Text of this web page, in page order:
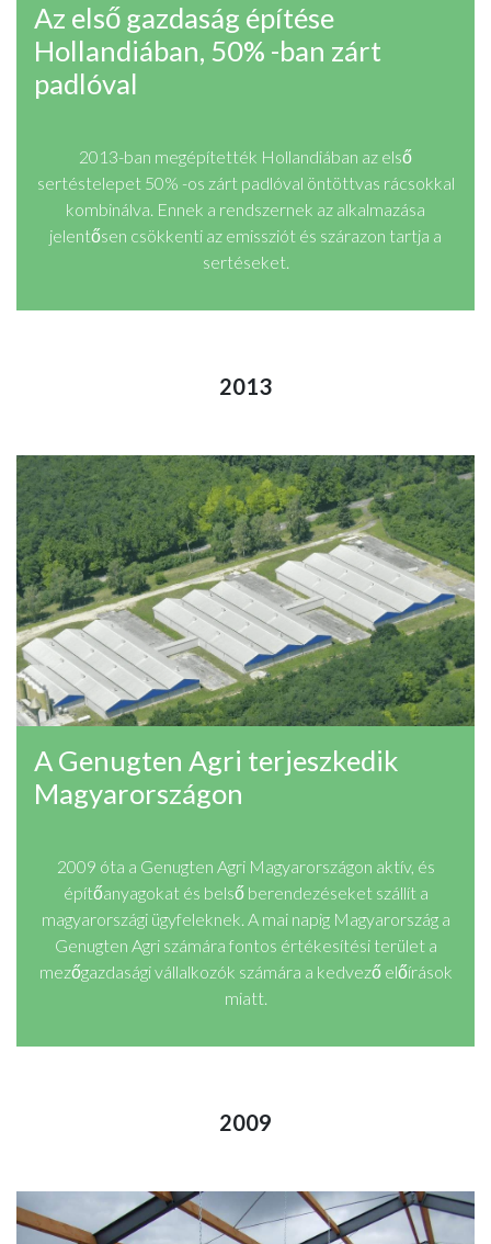
Az első gazdaság építése
Hollandiában, 50% -ban zárt
padlóval
2013-ban megépítették Hollandiában az első
sertéstelepet 50% -os zárt padlóval öntöttvas rácsokkal
kombinálva. Ennek a rendszernek az alkalmazása
jelentősen csökkenti az emissziót és szárazon tartja a
sertéseket.
2013
A Genugten Agri terjeszkedik
Magyarországon
2009 óta a Genugten Agri Magyarországon aktív, és
építőanyagokat és belső berendezéseket szállít a
magyarországi ügyfeleknek. A mai napig Magyarország a
Genugten Agri számára fontos értékesítési terület a
mezőgazdasági vállalkozók számára a kedvező előírások
miatt.
2009